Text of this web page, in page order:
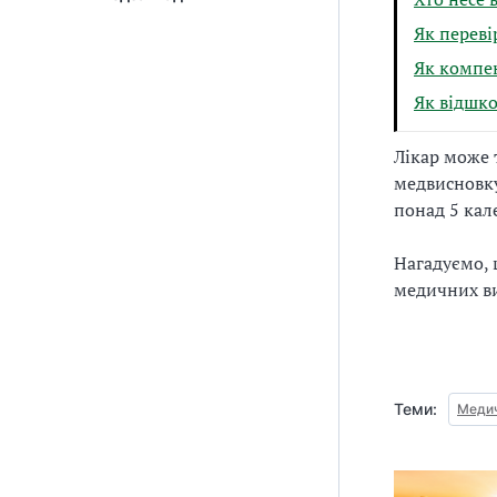
Як
Як
Як
Лікар може
понад 5
Нагадуємо,
медичних
Теми: